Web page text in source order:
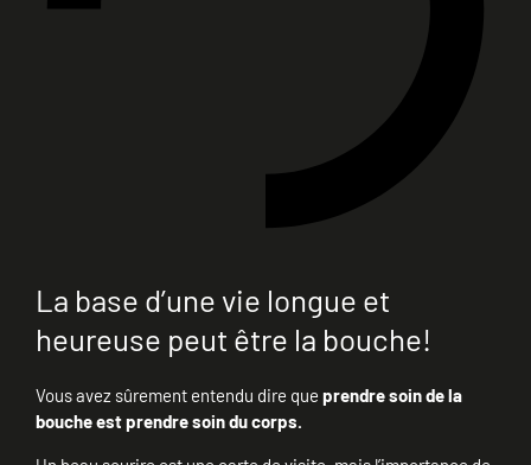
La base d’une vie longue et
heureuse peut être la bouche!
Vous avez sûrement entendu dire que prendre soin de la
bouche est prendre soin du corps.